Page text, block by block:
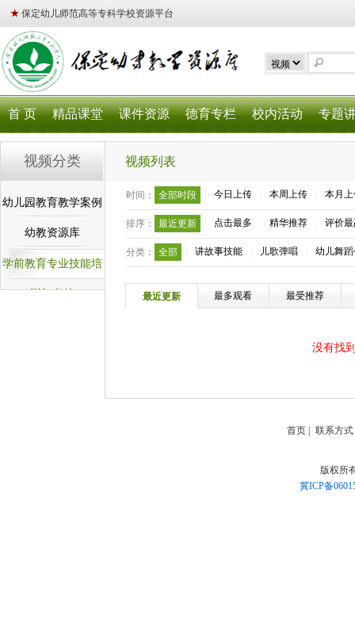
★ 保定幼儿师范高等专科学校资源平台
首 页 精品课堂 课件资源 德育专栏 校内活动 专题
视频分类
幼儿园教育教学案例
库
幼教资源库
学前教育专业技能培
训与考核
视频列表
时间： 全部时段 今日上传 本周上传 本月
排序： 最近更新 点击最多 精华推荐 评价
分类： 全部 讲故事技能 儿歌弹唱 幼儿舞
最近更新 最多观看 最受推荐
没有找
首页 联系方式
版权所
冀ICP备